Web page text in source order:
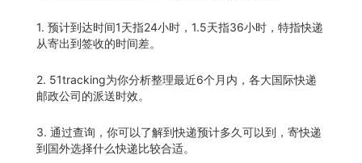
1. 预计到达时间1天指24小时，1.5天指36小时，特指快递
从寄出到签收的时间差。
2. 51tracking为你分析整理最近6个月内，各大国际快递
邮政公司的派送时效。
3. 通过查询，你可以了解到快递预计多久可以到，寄快递
到国外选择什么快递比较合适。